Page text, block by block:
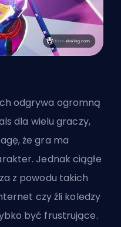
odgrywa ogromną
dla wielu graczy,
że gra ma
Jednak ciągłe
z powodu takich
czy źli koledzy
być frustrujące.